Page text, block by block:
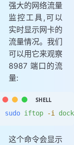
强大的网络流量
监控工具,可以
实时显示网卡的
流量情况。我们
可以用它来观察
8987 端口的流
量:
sudo iftop -i
这个命令会显示